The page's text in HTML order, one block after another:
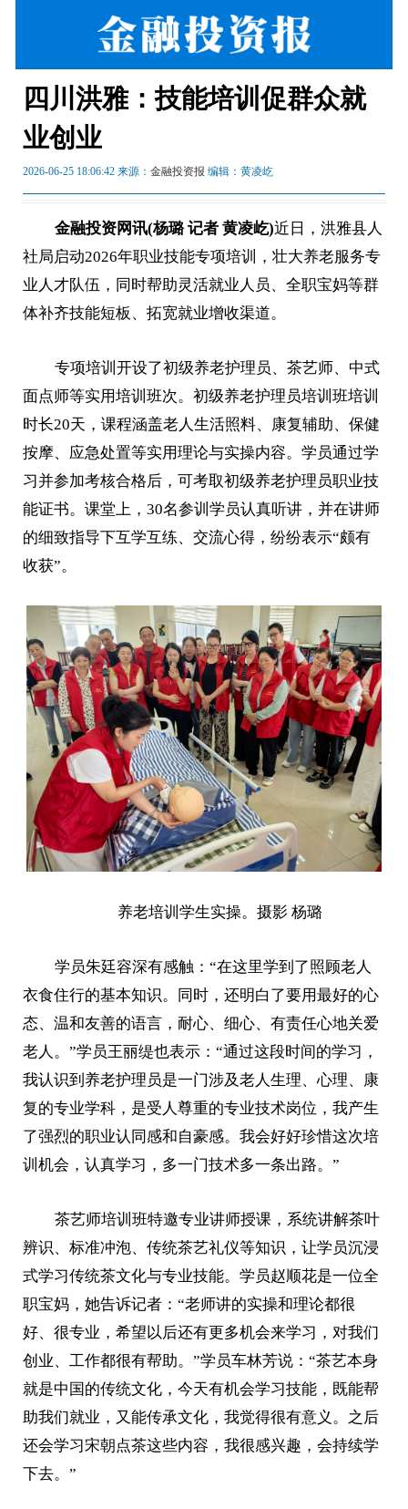
四川洪雅：技能培训促群众就
业创业
2026-06-25 18:06:42 来源：金融投资报 编辑：黄凌屹
金融投资网讯(杨璐 记者 黄凌屹)近日，洪雅县人
社局启动2026年职业技能专项培训，壮大养老服务专
业人才队伍，同时帮助灵活就业人员、全职宝妈等群
体补齐技能短板、拓宽就业增收渠道。
专项培训开设了初级养老护理员、茶艺师、中式
面点师等实用培训班次。初级养老护理员培训班培训
时长20天，课程涵盖老人生活照料、康复辅助、保健
按摩、应急处置等实用理论与实操内容。学员通过学
习并参加考核合格后，可考取初级养老护理员职业技
能证书。课堂上，30名参训学员认真听讲，并在讲师
的细致指导下互学互练、交流心得，纷纷表示“颇有
收获”。
养老培训学生实操。摄影 杨璐
学员朱廷容深有感触：“在这里学到了照顾老人
衣食住行的基本知识。同时，还明白了要用最好的心
态、温和友善的语言，耐心、细心、有责任心地关爱
老人。”学员王丽缇也表示：“通过这段时间的学习，
我认识到养老护理员是一门涉及老人生理、心理、康
复的专业学科，是受人尊重的专业技术岗位，我产生
了强烈的职业认同感和自豪感。我会好好珍惜这次培
训机会，认真学习，多一门技术多一条出路。”
茶艺师培训班特邀专业讲师授课，系统讲解茶叶
辨识、标准冲泡、传统茶艺礼仪等知识，让学员沉浸
式学习传统茶文化与专业技能。学员赵顺花是一位全
职宝妈，她告诉记者：“老师讲的实操和理论都很
好、很专业，希望以后还有更多机会来学习，对我们
创业、工作都很有帮助。”学员车林芳说：“茶艺本身
就是中国的传统文化，今天有机会学习技能，既能帮
助我们就业，又能传承文化，我觉得很有意义。之后
还会学习宋朝点茶这些内容，我很感兴趣，会持续学
下去。”